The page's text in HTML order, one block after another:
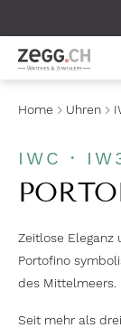
Home Uhren
IWC ·
Zeitlose Eleganz
Portofino
des Mittelmeers.
Seit mehr als